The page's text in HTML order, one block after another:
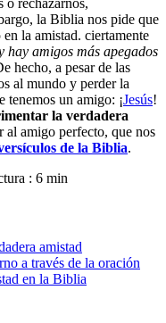
la Biblia nos pide que
la amistad. ciertamente
hay amigos más apegados
hecho, a pesar de las
al mundo y perder la
tenemos un amigo: ¡Jesús!
la verdadera
al amigo perfecto, que nos
de la Biblia.
: 6 min
amistad
a través de la oración
en la Biblia